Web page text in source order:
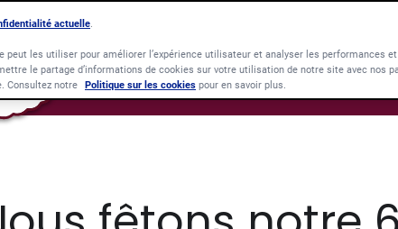
actuelle
peut les utiliser pour améliorer l’expérience utilisateur et analyser les performances
le partage d’informations de cookies sur votre utilisation de notre site avec nos
Consultez notre Politique sur les cookies pour en savoir plus.